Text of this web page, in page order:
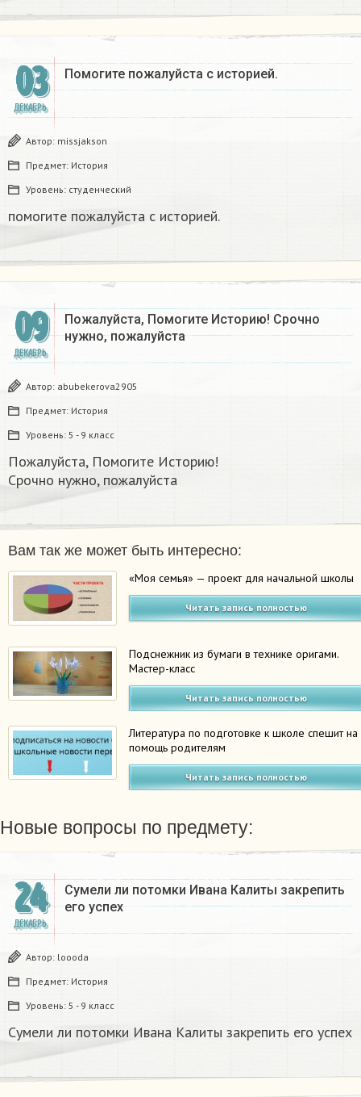
03
ДЕКАБРЬ
Помогите пожалуйста с историей. ​
Автор: missjakson
Предмет: История
Уровень: студенческий
помогите пожалуйста с историей. ​
09
ДЕКАБРЬ
Пожалуйста, Помогите Историю! Срочно
нужно, пожалуйста​
Автор: abubekerova2905
Предмет: История
Уровень: 5 - 9 класс
Пожалуйста, Помогите Историю!
Срочно нужно, пожалуйста​
Вам так же может быть интересно:
«Моя семья» — проект для начальной школы
Читать запись полностью
Подснежник из бумаги в технике оригами.
Мастер-класс
Читать запись полностью
Литература по подготовке к школе спешит на
помощь родителям
Читать запись полностью
Новые вопросы по предмету:
24
ДЕКАБРЬ
Сумели ли потомки Ивана Калиты закрепить
его успех
Автор: loooda
Предмет: История
Уровень: 5 - 9 класс
Сумели ли потомки Ивана Калиты закрепить его успех